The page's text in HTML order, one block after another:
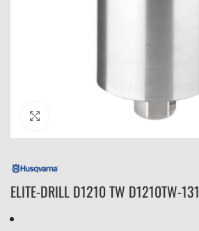
ELITE-DRILL D1210 TW D1210TW-131